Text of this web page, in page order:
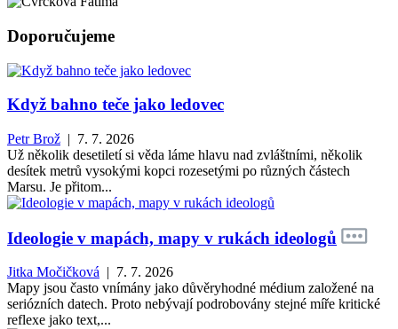
Doporučujeme
Když bahno teče jako ledovec
Petr Brož | 7. 7. 2026
Už několik desetiletí si věda láme hlavu nad zvláštními, několik
desítek metrů vysokými kopci rozesetými po různých částech
Marsu. Je přitom...
Ideologie v mapách, mapy v rukách ideologů
Jitka Močičková | 7. 7. 2026
Mapy jsou často vnímány jako důvěryhodné médium založené na
seriózních datech. Proto nebývají podrobovány stejné míře kritické
reflexe jako text,...